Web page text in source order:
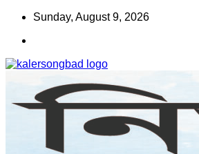
Skip
content
Sunday, August 9, 2026
কালের সংবাদ
www.kalersongbad.com